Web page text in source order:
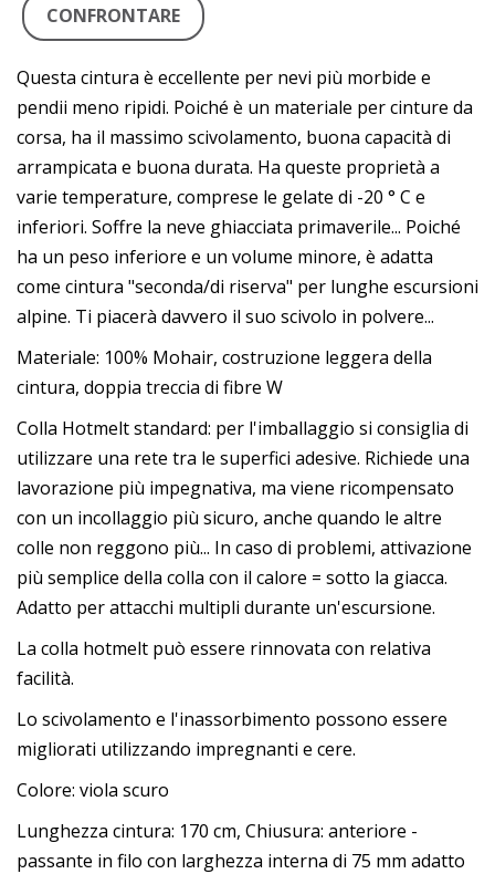
CONFRONTARE
Questa cintura è eccellente per nevi più morbide e
pendii meno ripidi. Poiché è un materiale per cinture da
corsa, ha il massimo scivolamento, buona capacità di
arrampicata e buona durata. Ha queste proprietà a
varie temperature, comprese le gelate di -20 ° C e
inferiori. Soffre la neve ghiacciata primaverile... Poiché
ha un peso inferiore e un volume minore, è adatta
come cintura "seconda/di riserva" per lunghe escursioni
alpine. Ti piacerà davvero il suo scivolo in polvere...
Materiale: 100% Mohair, costruzione leggera della
cintura, doppia treccia di fibre W
Colla Hotmelt standard: per l'imballaggio si consiglia di
utilizzare una rete tra le superfici adesive. Richiede una
lavorazione più impegnativa, ma viene ricompensato
con un incollaggio più sicuro, anche quando le altre
colle non reggono più... In caso di problemi, attivazione
più semplice della colla con il calore = sotto la giacca.
Adatto per attacchi multipli durante un'escursione.
La colla hotmelt può essere rinnovata con relativa
facilità.
Lo scivolamento e l'inassorbimento possono essere
migliorati utilizzando impregnanti e cere.
Colore: viola scuro
Lunghezza cintura: 170 cm, Chiusura: anteriore -
passante in filo con larghezza interna di 75 mm adatto